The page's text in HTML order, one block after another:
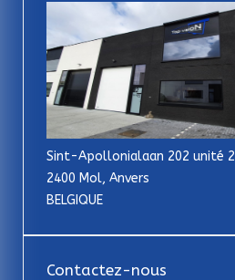
Sint-Apollonialaan 202 unité 2
2400 Mol, Anvers
BELGIQUE
Contactez-nous